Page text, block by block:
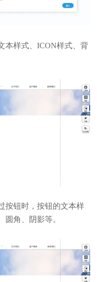
本样式、ICON样式、背
按钮时，按钮的文本样
圆角、阴影等。